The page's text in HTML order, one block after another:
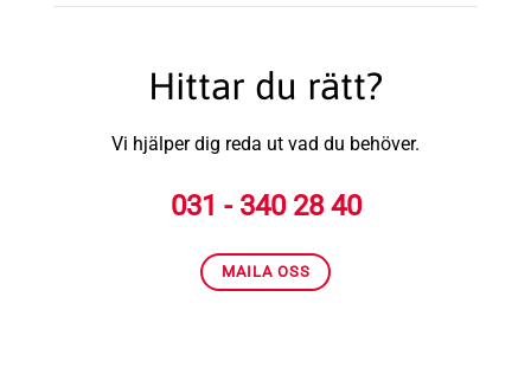
Hittar du rätt?
Vi hjälper dig reda ut vad du behöver.
031 - 340 28 40
MAILA OSS